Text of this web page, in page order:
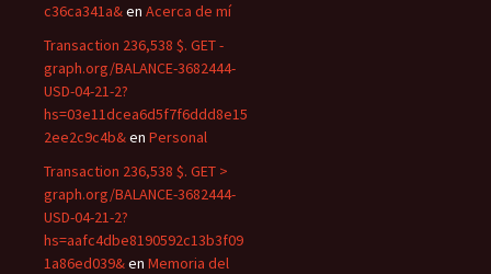
c36ca341a&en Acerca de mí
Transaction 236,538 $. GET -
graph.org/BALANCE-3682444-
USD-04-21-2?
hs=03e11dcea6d5f7f6ddd8e15
2ee2c9c4b&en Personal
Transaction 236,538 $. GET >
graph.org/BALANCE-3682444-
USD-04-21-2?
hs=aafc4dbe8190592c13b3f09
1a86ed039&en Memoria del